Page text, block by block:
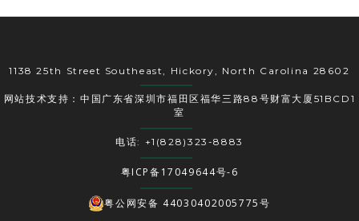
1138 25th Street Southeast, Hickory, North Carolina 28602
网站技术支持：中国广东省深圳市福田区福华三路88号财富大厦51BCD1
室
电话: +1(828)323-8883
粤ICP备17049644号-6
粤公网安备 44030402005775号